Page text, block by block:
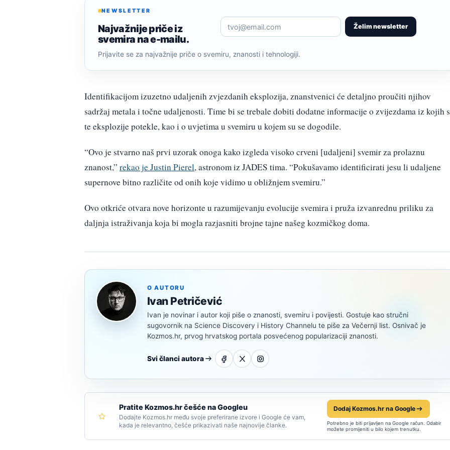
NEWSLETTER
Najvažnije priče iz
svemira na e-mailu.
Želim newsletter
Prijavite se za najvažnije priče o svemiru, znanosti i tehnologiji.
Identifikacijom izuzetno udaljenih zvjezdanih eksplozija, znanstvenici će detaljno proučiti njihov
sadržaj metala i točne udaljenosti. Time bi se trebale dobiti dodatne informacije o zvijezdama iz kojih
te eksplozije potekle, kao i o uvjetima u svemiru u kojem su se dogodile.
“Ovo je stvarno naš prvi uzorak onoga kako izgleda visoko crveni [udaljeni] svemir za prolaznu
znanost,” rekao je Justin Pierel, astronom iz JADES tima. “Pokušavamo identificirati jesu li udaljene
supernove bitno različite od onih koje vidimo u obližnjem svemiru.”
Ovo otkriće otvara nove horizonte u razumijevanju evolucije svemira i pruža izvanrednu priliku za
daljnja istraživanja koja bi mogla razjasniti brojne tajne našeg kozmičkog doma.
O AUTORU
Ivan Petričević
Ivan je novinar i autor koji piše o znanosti, svemiru i povijesti. Gostuje kao stručni
sugovornik na Science Discovery i History Channelu te piše za Večernji list. Osnivač je
Kozmos.hr, prvog hrvatskog portala posvećenog popularizaciji znanosti.
Svi članci autora
Pratite Kozmos.hr češće na Googleu
Dodajte Kozmos.hr među svoje preferirane izvore i Google će vam,
kada je relevantno, češće prikazivati naše najnovije članke.
Dodaj Kozmos.hr na Google
Potrebno je biti prijavljen na Google račun. Odabir
možete promijeniti u bilo kojem trenutku.